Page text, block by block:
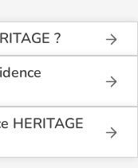
?
seniors
village seniors .
situe à Aix-en-
0005 AVENUE
dans
HERITAGE
des logements à